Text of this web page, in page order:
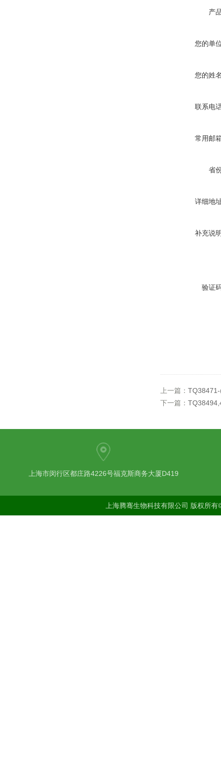
产
您的单
您的姓
联系电
常用邮
省
详细地
补充说
验证
上一篇：
下一篇：
上海市闵行区都庄路4226号福克斯商务大厦D419
上海腾骞生物科技有限公司 版权所